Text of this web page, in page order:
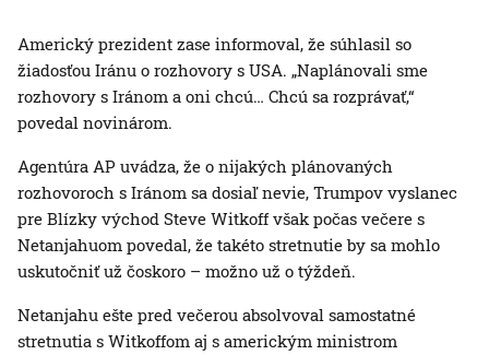
Americký prezident zase informoval, že súhlasil so
žiadosťou Iránu o rozhovory s USA. „Naplánovali sme
rozhovory s Iránom a oni chcú… Chcú sa rozprávať,“
povedal novinárom.
Agentúra AP uvádza, že o nijakých plánovaných
rozhovoroch s Iránom sa dosiaľ nevie, Trumpov vyslanec
pre Blízky východ Steve Witkoff však počas večere s
Netanjahuom povedal, že takéto stretnutie by sa mohlo
uskutočniť už čoskoro – možno už o týždeň.
Netanjahu ešte pred večerou absolvoval samostatné
stretnutia s Witkoffom aj s americkým ministrom